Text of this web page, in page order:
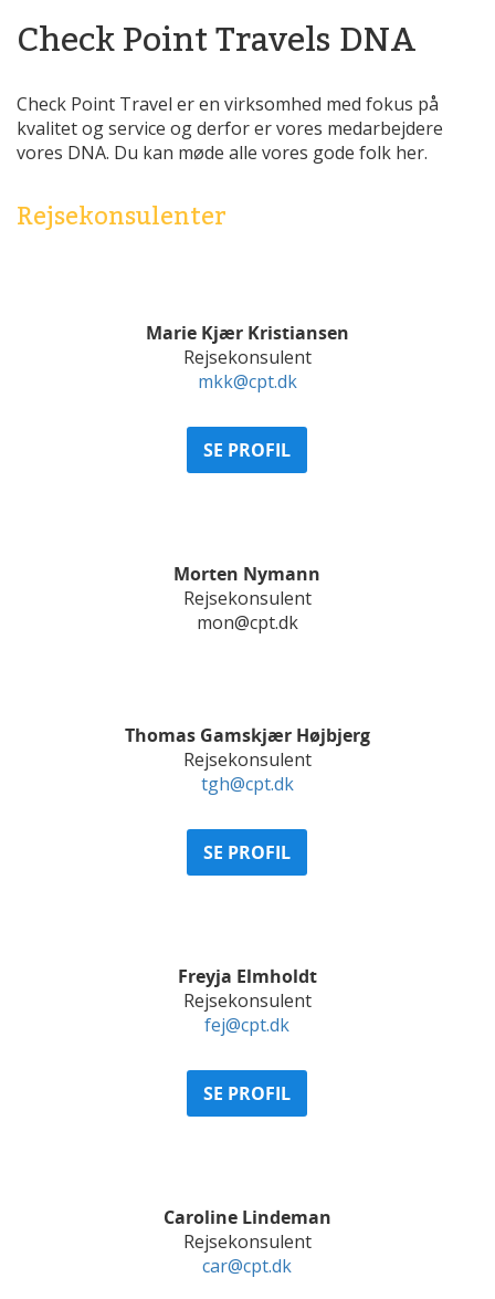
Check Point Travels DNA
Check Point Travel er en virksomhed med fokus på
kvalitet og service og derfor er vores medarbejdere
vores DNA. Du kan møde alle vores gode folk her.
Rejsekonsulenter
Marie Kjær Kristiansen
Rejsekonsulent
mkk@cpt.dk
SE PROFIL
Morten Nymann
Rejsekonsulent
mon@cpt.dk
Thomas Gamskjær Højbjerg
Rejsekonsulent
tgh@cpt.dk
SE PROFIL
Freyja Elmholdt
Rejsekonsulent
fej@cpt.dk
SE PROFIL
Caroline Lindeman
Rejsekonsulent
car@cpt.dk